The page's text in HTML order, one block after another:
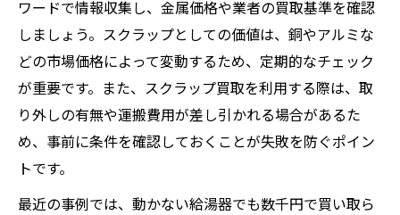
ワードで情報収集し、金属価格や業者の買取基準を確認
しましょう。スクラップとしての価値は、銅やアルミな
どの市場価格によって変動するため、定期的なチェック
が重要です。また、スクラップ買取を利用する際は、取
り外しの有無や運搬費用が差し引かれる場合があるた
め、事前に条件を確認しておくことが失敗を防ぐポイン
トです。
最近の事例では、動かない給湯器でも数千円で買い取ら